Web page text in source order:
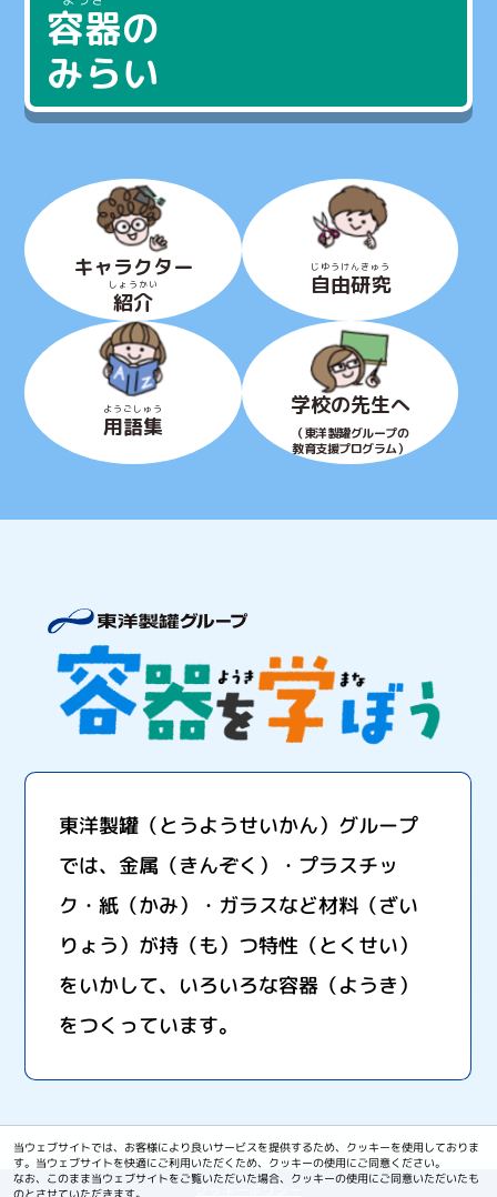
容器の
みらい
キャラクター
紹介
自由研究
用語集
学校の先生へ
（東洋製罐グループの
教育支援プログラム）
東洋製罐（とうようせいかん）グループ
では、金属（きんぞく）・プラスチッ
ク・紙（かみ）・ガラスなど材料（ざい
りょう）が持（も）つ特性（とくせい）
をいかして、いろいろな容器（ようき）
をつくっています。
クッキーポリシー
当ウェブサイトでは、お客様により良いサービスを提供するため、クッキーを使用しておりま
す。当ウェブサイトを快適にご利用いただくため、クッキーの使用にご同意ください。
なお、このまま当ウェブサイトをご覧いただいた場合、クッキーの使用にご同意いただいたも
のとさせていただきます。